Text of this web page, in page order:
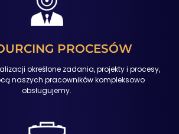
PROCESÓW
określone zadania, projekty i procesy,
naszych pracowników kompleksowo
obsługujemy.